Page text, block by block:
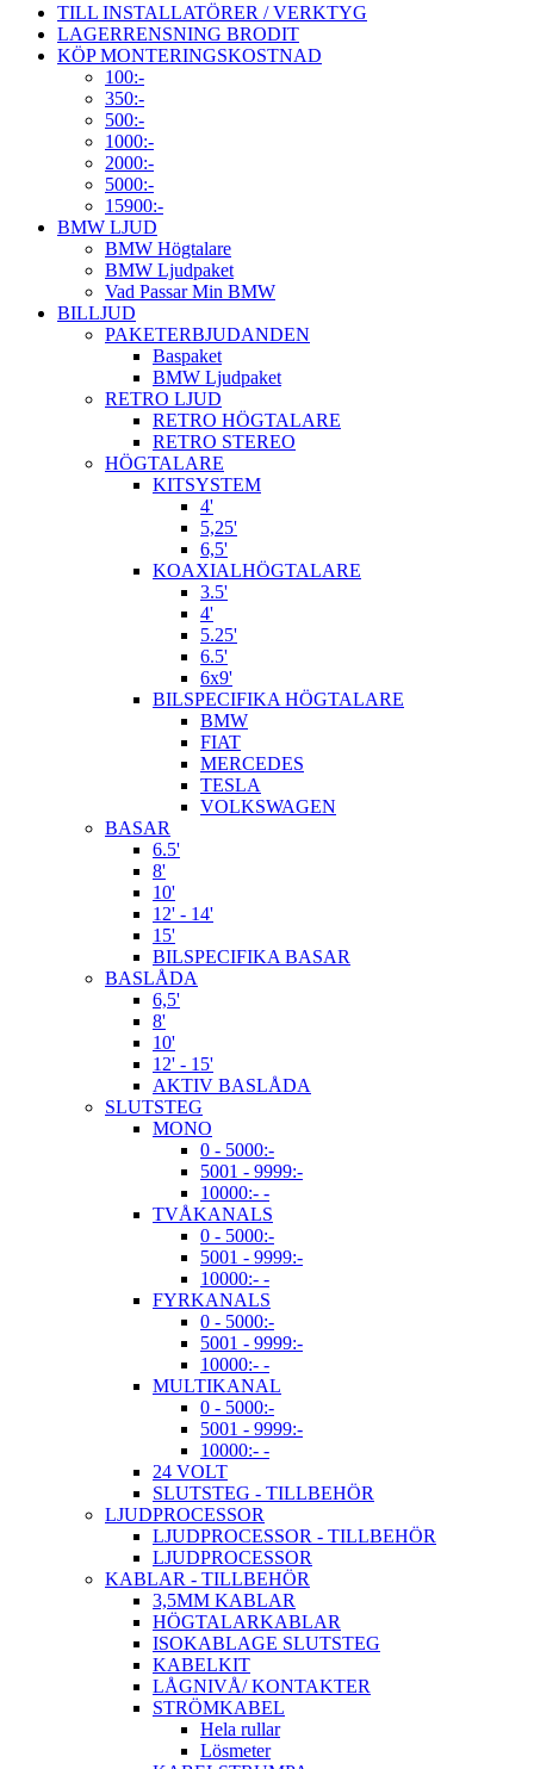
TILL INSTALLATÖRER / VERKTYG
LAGERRENSNING BRODIT
KÖP MONTERINGSKOSTNAD
100:-
350:-
500:-
1000:-
2000:-
5000:-
15900:-
BMW LJUD
BMW Högtalare
BMW Ljudpaket
Vad Passar Min BMW
BILLJUD
PAKETERBJUDANDEN
Baspaket
BMW Ljudpaket
RETRO LJUD
RETRO HÖGTALARE
RETRO STEREO
HÖGTALARE
KITSYSTEM
4'
5,25'
6,5'
KOAXIALHÖGTALARE
3.5'
4'
5.25'
6.5'
6x9'
BILSPECIFIKA HÖGTALARE
BMW
FIAT
MERCEDES
TESLA
VOLKSWAGEN
BASAR
6.5'
8'
10'
12' - 14'
15'
BILSPECIFIKA BASAR
BASLÅDA
6,5'
8'
10'
12' - 15'
AKTIV BASLÅDA
SLUTSTEG
MONO
0 - 5000:-
5001 - 9999:-
10000:- -
TVÅKANALS
0 - 5000:-
5001 - 9999:-
10000:- -
FYRKANALS
0 - 5000:-
5001 - 9999:-
10000:- -
MULTIKANAL
0 - 5000:-
5001 - 9999:-
10000:- -
24 VOLT
SLUTSTEG - TILLBEHÖR
LJUDPROCESSOR
LJUDPROCESSOR - TILLBEHÖR
LJUDPROCESSOR
KABLAR - TILLBEHÖR
3,5MM KABLAR
HÖGTALARKABLAR
ISOKABLAGE SLUTSTEG
KABELKIT
LÅGNIVÅ/ KONTAKTER
STRÖMKABEL
Hela rullar
Lösmeter